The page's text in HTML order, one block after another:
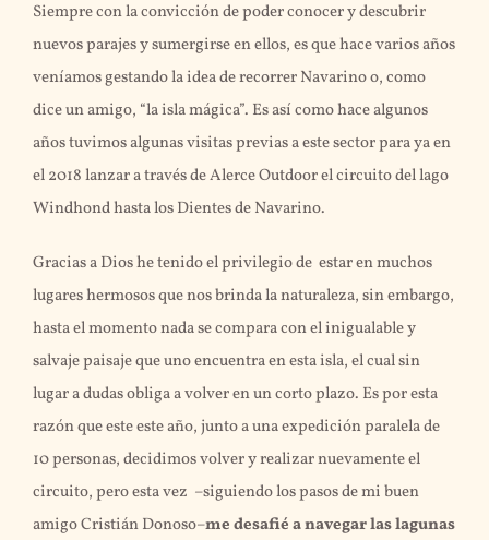
Siempre con la convicción de poder conocer y descubrir
nuevos parajes y sumergirse en ellos, es que hace varios años
veníamos gestando la idea de recorrer Navarino o, como
dice un amigo, “la isla mágica”. Es así como hace algunos
años tuvimos algunas visitas previas a este sector para ya en
el 2018 lanzar a través de Alerce Outdoor el circuito del lago
Windhond hasta los Dientes de Navarino.
Gracias a Dios he tenido el privilegio de estar en muchos
lugares hermosos que nos brinda la naturaleza, sin embargo,
hasta el momento nada se compara con el inigualable y
salvaje paisaje que uno encuentra en esta isla, el cual sin
lugar a dudas obliga a volver en un corto plazo. Es por esta
razón que este este año, junto a una expedición paralela de
10 personas, decidimos volver y realizar nuevamente el
circuito, pero esta vez –siguiendo los pasos de mi buen
amigo Cristián Donoso–me desafié a navegar las lagunas